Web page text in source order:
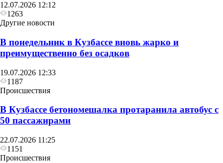
12.07.2026 12:12
1263
Другие новости
В понедельник в Кузбассе вновь жарко и
преимущественно без осадков
19.07.2026 12:33
1187
Происшествия
В Кузбассе бетономешалка протаранила автобус с
50 пассажирами
22.07.2026 11:25
1151
Происшествия